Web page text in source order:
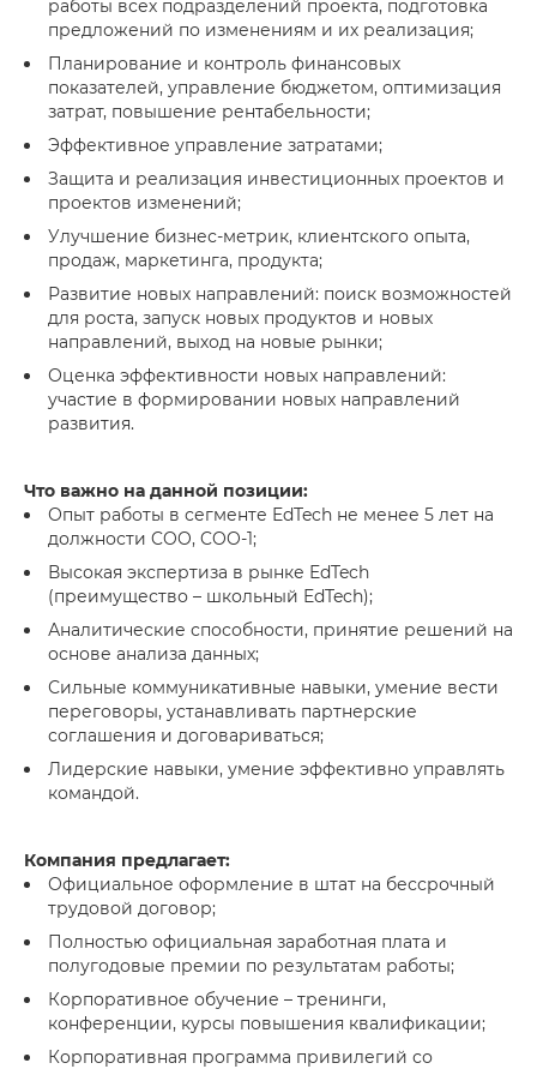
работы всех подразделений проекта, подготовка
предложений по изменениям и их реализация;
Планирование и контроль финансовых
показателей, управление бюджетом, оптимизация
затрат, повышение рентабельности;
Эффективное управление затратами;
Защита и реализация инвестиционных проектов и
проектов изменений;
Улучшение бизнес-метрик, клиентского опыта,
продаж, маркетинга, продукта;
Развитие новых направлений: поиск возможностей
для роста, запуск новых продуктов и новых
направлений, выход на новые рынки;
Оценка эффективности новых направлений:
участие в формировании новых направлений
развития.
Что важно на данной позиции:
Опыт работы в сегменте EdTech не менее 5 лет на
должности COO, COO-1;
Высокая экспертиза в рынке EdTech
(преимущество – школьный EdTech);
Аналитические способности, принятие решений на
основе анализа данных;
Сильные коммуникативные навыки, умение вести
переговоры, устанавливать партнерские
соглашения и договариваться;
Лидерские навыки, умение эффективно управлять
командой.
Компания предлагает:
Официальное оформление в штат на бессрочный
трудовой договор;
Полностью официальная заработная плата и
полугодовые премии по результатам работы;
Корпоративное обучение – тренинги,
конференции, курсы повышения квалификации;
Корпоративная программа привилегий со